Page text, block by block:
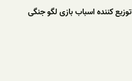
توزیع کننده اسباب بازی لگو جنگی